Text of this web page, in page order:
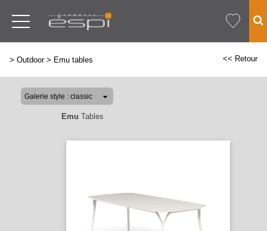
> Outdoor> Emu tables << Retour
Emu Tables